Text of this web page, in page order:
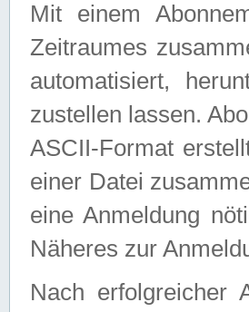
Mit einem
Zeitraumes
automatisiert,
zustellen lassen.
ASCII-Format
einer Datei
eine Anmeldung
Näheres zur
Nach erfolgreicher